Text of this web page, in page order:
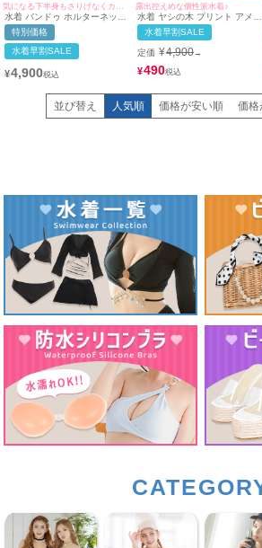
水着 バンドゥ ホルターネック
体型カバー パイル ハイウエス
ト ショートパンツ 韓国風 タン
キニ (ベージュ/雨宮由乙花) (レ
ッド/聖菜)
特別価格
水着早割SALE
¥4,900
露出控えめな個性派水着♪
水着 ヤシの木 プリント アメリ
カンスリーブ ドロスト ビスチ
ェ 体型カバー ギャル タンキニ
(ホワイト/上ノ堀結愛着用)
水着早割SALE
定価 ¥4,900→
¥490
並び替え 人気順 価格が安い順 価格